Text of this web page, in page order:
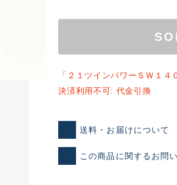
ランクとは？
「２１ツインパワーＳＷ１４
決済利用不可: 代金引換
送料・お届けについて
この商品に関するお問